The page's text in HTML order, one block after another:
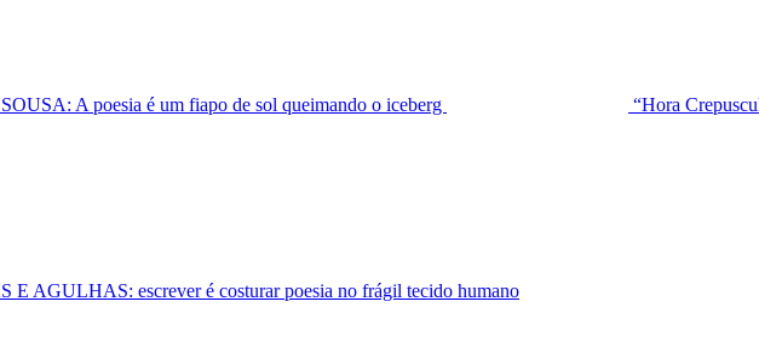
A poesia é um fiapo de sol queimando o iceberg “Hora
AGULHAS: escrever é costurar poesia no frágil tecido humano